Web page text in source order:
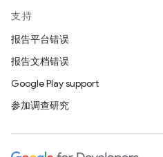
支持
报告平台错误
报告文档错误
Google Play support
参加调查研究